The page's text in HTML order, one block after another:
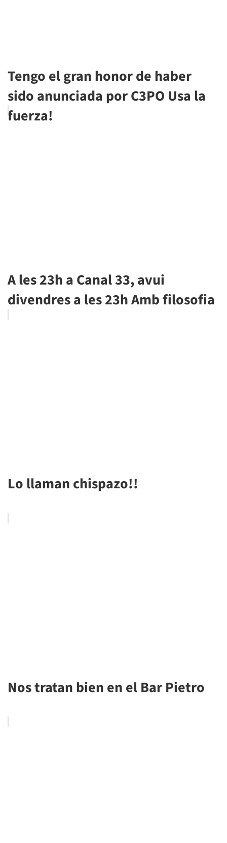
Tengo el gran honor de haber
sido anunciada por C3PO Usa la
fuerza!
A les 23h a Canal 33, avui
divendres a les 23h Amb filosofia
Lo llaman chispazo!!
Nos tratan bien en el Bar Pietro